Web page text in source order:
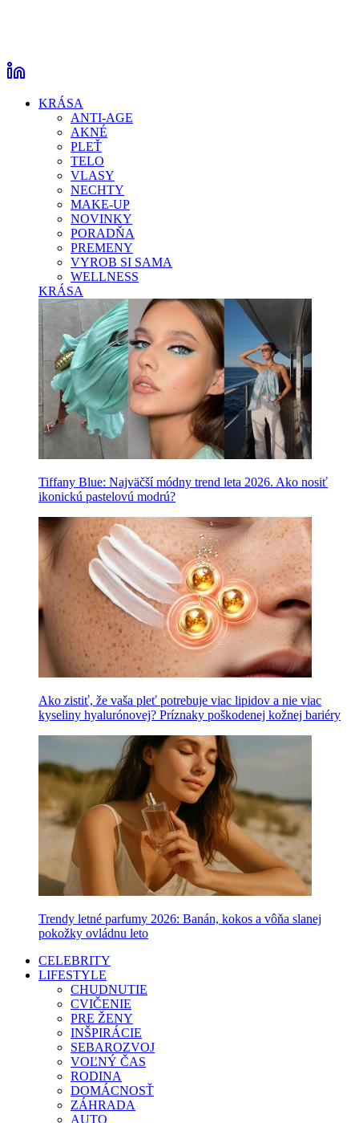
KRÁSA
ANTI-AGE
AKNÉ
PLEŤ
TELO
VLASY
NECHTY
MAKE-UP
NOVINKY
PORADŇA
PREMENY
VYROB SI SAMA
WELLNESS
KRÁSA
Tiffany Blue: Najväčší módny trend leta 2026. Ako nosiť
ikonickú pastelovú modrú?
Ako zistiť, že vaša pleť potrebuje viac lipidov a nie viac
kyseliny hyalurónovej? Príznaky poškodenej kožnej bariéry
Trendy letné parfumy 2026: Banán, kokos a vôňa slanej
pokožky ovládnu leto
CELEBRITY
LIFESTYLE
CHUDNUTIE
CVIČENIE
PRE ŽENY
INŠPIRÁCIE
SEBAROZVOJ
VOĽNÝ ČAS
RODINA
DOMÁCNOSŤ
ZÁHRADA
AUTO